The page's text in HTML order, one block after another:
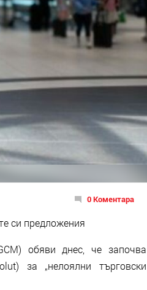
0 Коментара
си предложения
обяви днес, че започва
за „нелоялни търговски